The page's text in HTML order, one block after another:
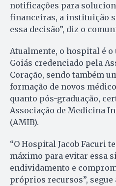
notificações para
financeiras, a instituição
essa decisão”, diz o
Atualmente, o hospital é
Goiás credenciado pela
Coração, sendo também
formação de novos
quanto pós-graduação,
Associação de Medicina
(AMIB).
“O Hospital Jacob Facuri
máximo para evitar essa
endividamento e
próprios recursos”, segue